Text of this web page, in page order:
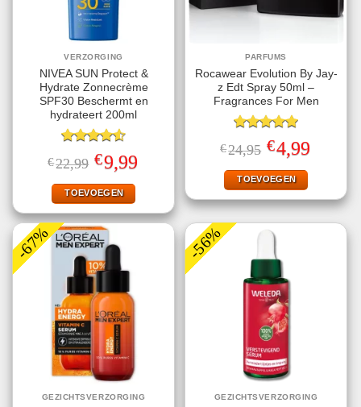
VERZORGING
NIVEA SUN Protect &
Hydrate Zonnecrème
SPF30 Beschermt en
hydrateert 200ml
Gewaardeerd
4.56uit 5
€22,99 Oorspronkelijke
prijs
was:
€22,99.
€9,99Huidige
prijs
TOEVOEGEN
PARFUMS
Rocawear Evolution By Jay-
z Edt Spray 50ml –
Fragrances For Men
Gewaardeerd
5.00uit 5
€24,95 Oorspronkelijke
prijs
was:
€24,95.
€4,99Huidige
prijs
TOEVOEGEN
-67%
GEZICHTSVERZORGING
-56%
GEZICHTSVERZORGING